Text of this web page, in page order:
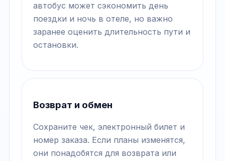
автобус может сэкономить день
поездки и ночь в отеле, но важно
заранее оценить длительность пути и
остановки.
Возврат и обмен
Сохраните чек, электронный билет и
номер заказа. Если планы изменятся,
они понадобятся для возврата или